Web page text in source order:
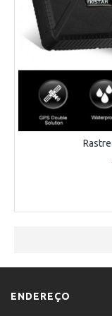
ENDEREÇO